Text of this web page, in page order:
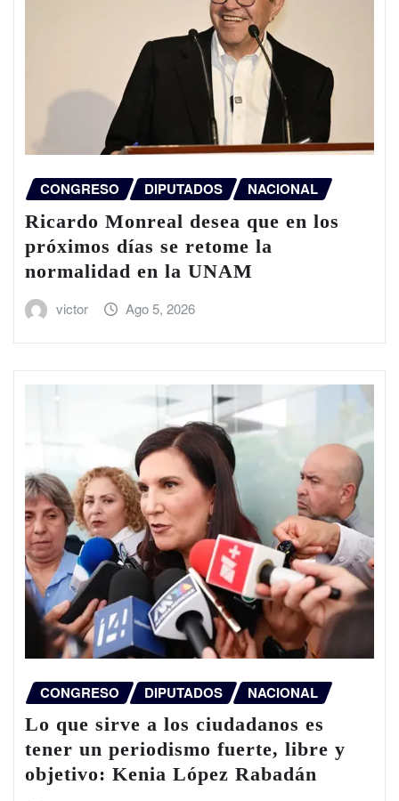
CONGRESO DIPUTADOS NACIONAL
Ricardo Monreal desea que en los
próximos días se retome la
normalidad en la UNAM
victor Ago 5, 2026
CONGRESO DIPUTADOS NACIONAL
Lo que sirve a los ciudadanos es
tener un periodismo fuerte, libre y
objetivo: Kenia López Rabadán